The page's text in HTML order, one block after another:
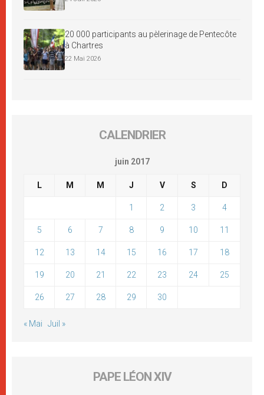
20 000 participants au pèlerinage de Pentecôte
à Chartres
22 Mai 2026
CALENDRIER
juin 2017
L M M J V S D
1 2 3 4
5 6 7 8 9 10 11
12 13 14 15 16 17 18
19 20 21 22 23 24 25
26 27 28 29 30
« Mai Juil »
PAPE LÉON XIV